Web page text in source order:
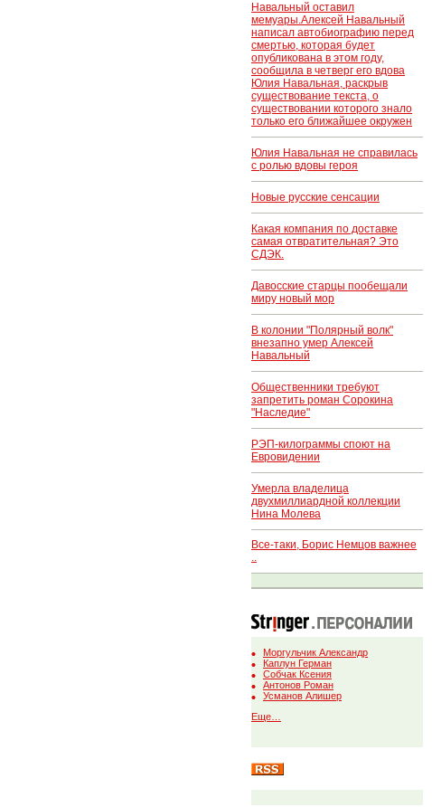
Навальный оставил
мемуары.Алексей Навальный
написал автобиографию перед
смертью, которая будет
опубликована в этом году,
сообщила в четверг его вдова
Юлия Навальная, раскрыв
существование текста, о
существовании которого знало
только его ближайшее окружен
Юлия Навальная не справилась
с ролью вдовы героя
Новые русские сенсации
Какая компания по доставке
самая отвратительная? Это
СДЭК.
Давосские старцы пообещали
миру новый мор
В колонии "Полярный волк"
внезапно умер Алексей
Навальный
Общественники требуют
запретить роман Сорокина
"Наследие"
РЭП-килограммы споют на
Евровидении
Умерла владелица
двухмиллиардной коллекции
Нина Молева
Все-таки, Борис Немцов важнее
..
Моргульчик Александр
Каплун Герман
Собчак Ксения
Антонов Роман
Усманов Алишер
Еще…